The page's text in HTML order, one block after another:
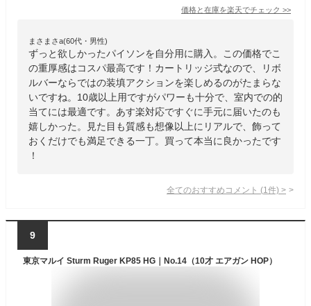
価格と在庫を楽天でチェック >>
まさまさa(60代・男性)
ずっと欲しかったパイソンを自分用に購入。この価格でこ
の重厚感はコスパ最高です！カートリッジ式なので、リボ
ルバーならではの装填アクションを楽しめるのがたまらな
いですね。10歳以上用ですがパワーも十分で、室内での的
当てには最適です。あす楽対応ですぐに手元に届いたのも
嬉しかった。見た目も質感も想像以上にリアルで、飾って
おくだけでも満足できる一丁。買って本当に良かったです
！
全てのおすすめコメント (1 件) >
9
東京マルイ Sturm Ruger KP85 HG｜No.14（10才 エアガン HOP）